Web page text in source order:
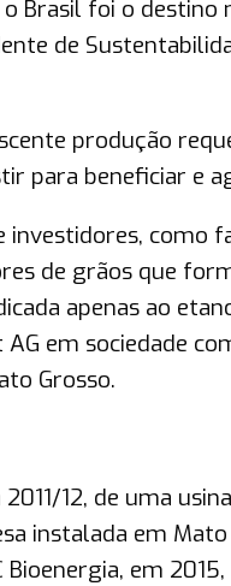
Brasil foi o
de
produção
para beneficiar e
como
de grãos que
apenas ao
em sociedade
Grosso.
12, de uma
instalada em
em